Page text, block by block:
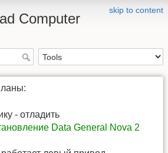
skip to content
Computer
- отладить
Data General Nova 2